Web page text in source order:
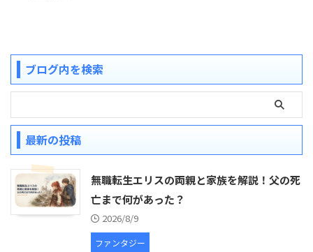
ブログ内を検索
最新の投稿
無職転生エリスの両親と家族を解説！父の死
亡まで何があった？
2026/8/9
ファンタジー